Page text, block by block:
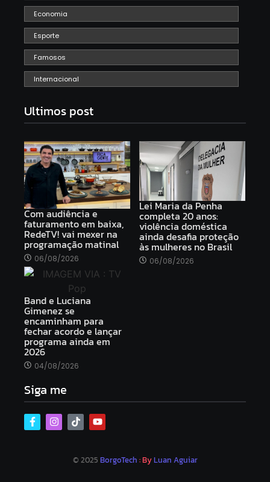
Economia
Esporte
Famosos
Internacional
Ultimos post
Com audiência e
faturamento em baixa,
RedeTV! vai mexer na
programação matinal
06/08/2026
Lei Maria da Penha
completa 20 anos:
violência doméstica
ainda desafia proteção
às mulheres no Brasil
06/08/2026
Band e Luciana
Gimenez se
encaminham para
fechar acordo e lançar
programa ainda em
2026
04/08/2026
Siga me
© 2025 BorgoTech : ByLuan Aguiar